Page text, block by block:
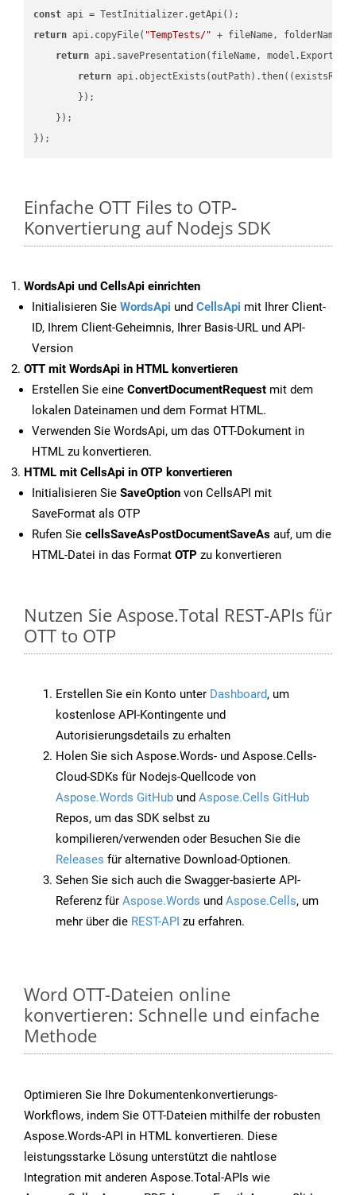
const
return api.copyFile( "TempTests/" + fileName, folderName +
return api.savePresentation(fileName,
return api.objectExists(outPath).then( (
        });
    });
Einfache OTT Files to OTP-
Konvertierung auf Nodejs SDK
WordsApi und CellsApi einrichten
Initialisieren Sie WordsApi und CellsApi mit Ihrer Client-
ID, Ihrem Client-Geheimnis, Ihrer Basis-URL und API-
Version
OTT mit WordsApi in HTML konvertieren
Erstellen Sie eine ConvertDocumentRequest mit dem
lokalen Dateinamen und dem Format HTML.
Verwenden Sie WordsApi, um das OTT-Dokument in
HTML zu konvertieren.
HTML mit CellsApi in OTP konvertieren
Initialisieren Sie SaveOption von CellsAPI mit
SaveFormat als OTP
Rufen Sie cellsSaveAsPostDocumentSaveAs auf, um die
HTML-Datei in das Format OTP zu konvertieren
Nutzen Sie Aspose.Total REST-APIs für
OTT to OTP
Erstellen Sie ein Konto unter Dashboard, um
kostenlose API-Kontingente und
Autorisierungsdetails zu erhalten
Holen Sie sich Aspose.Words- und Aspose.Cells-
Cloud-SDKs für Nodejs-Quellcode von
Aspose.Words GitHub und Aspose.Cells GitHub
Repos, um das SDK selbst zu
kompilieren/verwenden oder Besuchen Sie die
Releases für alternative Download-Optionen.
Sehen Sie sich auch die Swagger-basierte API-
Referenz für Aspose.Words und Aspose.Cells, um
mehr über die REST-API zu erfahren.
Word OTT-Dateien online
konvertieren: Schnelle und einfache
Methode
Optimieren Sie Ihre Dokumentenkonvertierungs-
Workflows, indem Sie OTT-Dateien mithilfe der robusten
Aspose.Words-API in HTML konvertieren. Diese
leistungsstarke Lösung unterstützt die nahtlose
Integration mit anderen Aspose.Total-APIs wie